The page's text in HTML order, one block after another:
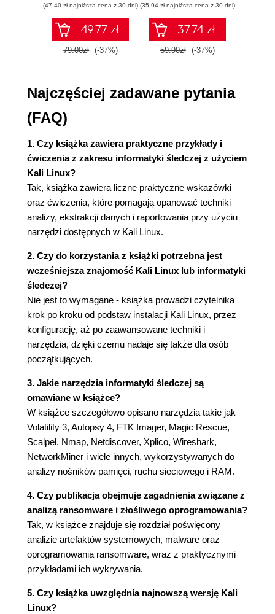
CSI Linux
Kali Linux
Dlaczego należy korzystać z wielu narzędzi
w dochodzeniach cyfrowych
informatyki śledczej
Podsumowanie
Rozdział 3. Instalowanie systemu Kali Lin
Wymagania techniczne
Pobieranie systemu Kali Linux
obrazów
Pobieranie obrazu Kali Linux Everything
Instalowanie systemu Kali Linux na
przenośnych nośnikach pamięci
samodzielnego systemu operacyjnego
Instalowanie systemu Kali Linux w maszynie
wirtualnej VirtualBox
Przygotowanie maszyny wirtualnej z
systemem Kali Linux
Instalowanie systemu Kali Linux w maszynie
wirtualnej
Instalowanie i konfigurowanie systemu
Kali Linux
Podsumowanie
Rozdział 4. Instalowanie dodatkowych
komponentów systemu Kali Linux i zadania do
wykonania po instalacji
Instalacja wstępnie skonfigurowanej wersji
Kali Linux w maszynie wirtualnej VirtualBox
Raspberry Pi 4
Aktualizacja systemu Kali Linux
Włączanie konta użytkownika root w
systemie Kali Linux
Instalowanie metapakietu kali-tools-forensics
Podsumowanie
Kali Linux
(47,40 zł najniższa cena z 30 dni)
49.77 zł
79.00zł (-37%)
(35,94 zł najniższa cena z 30 dni)
37.74 zł
59.90zł (-37%)
Najczęściej zadawane pytania
(FAQ)
1. Czy książka zawiera praktyczne przykłady i
ćwiczenia z zakresu informatyki śledczej z użyciem
Kali Linux?
Tak, książka zawiera liczne praktyczne wskazówki
oraz ćwiczenia, które pomagają opanować techniki
analizy, ekstrakcji danych i raportowania przy użyciu
narzędzi dostępnych w Kali Linux.
2. Czy do korzystania z książki potrzebna jest
wcześniejsza znajomość Kali Linux lub informatyki
śledczej?
Nie jest to wymagane - książka prowadzi czytelnika
krok po kroku od podstaw instalacji Kali Linux, przez
konfigurację, aż po zaawansowane techniki i
narzędzia, dzięki czemu nadaje się także dla osób
początkujących.
3. Jakie narzędzia informatyki śledczej są
omawiane w książce?
W książce szczegółowo opisano narzędzia takie jak
Volatility 3, Autopsy 4, FTK Imager, Magic Rescue,
Scalpel, Nmap, Netdiscover, Xplico, Wireshark,
NetworkMiner i wiele innych, wykorzystywanych do
analizy nośników pamięci, ruchu sieciowego i RAM.
4. Czy publikacja obejmuje zagadnienia związane z
analizą ransomware i złośliwego oprogramowania?
Tak, w książce znajduje się rozdział poświęcony
analizie artefaktów systemowych, malware oraz
oprogramowania ransomware, wraz z praktycznymi
przykładami ich wykrywania.
5. Czy książka uwzględnia najnowszą wersję Kali
Linux?